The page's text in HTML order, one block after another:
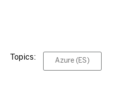
Topics: Azure (ES)